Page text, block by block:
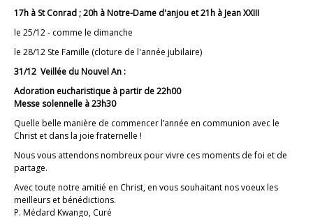
17h à St Conrad ; 20h à Notre-Dame d'anjou et 21h à Jean XXIII
le 25/12 - comme le dimanche
le 28/12 Ste Famille (cloture de l'année jubilaire)
31/12 Veillée du Nouvel An :
Adoration eucharistique à partir de 22h00
Messe solennelle à 23h30
Quelle belle manière de commencer l’année en communion avec le
Christ et dans la joie fraternelle !
Nous vous attendons nombreux pour vivre ces moments de foi et de
partage.
Avec toute notre amitié en Christ, en vous souhaitant nos voeux les
meilleurs et bénédictions.
P. Médard Kwango, Curé